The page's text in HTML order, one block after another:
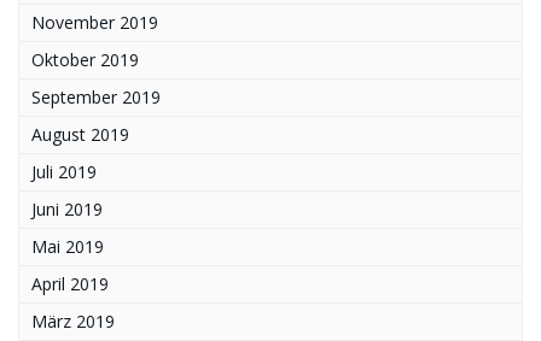
November 2019
Oktober 2019
September 2019
August 2019
Juli 2019
Juni 2019
Mai 2019
April 2019
März 2019